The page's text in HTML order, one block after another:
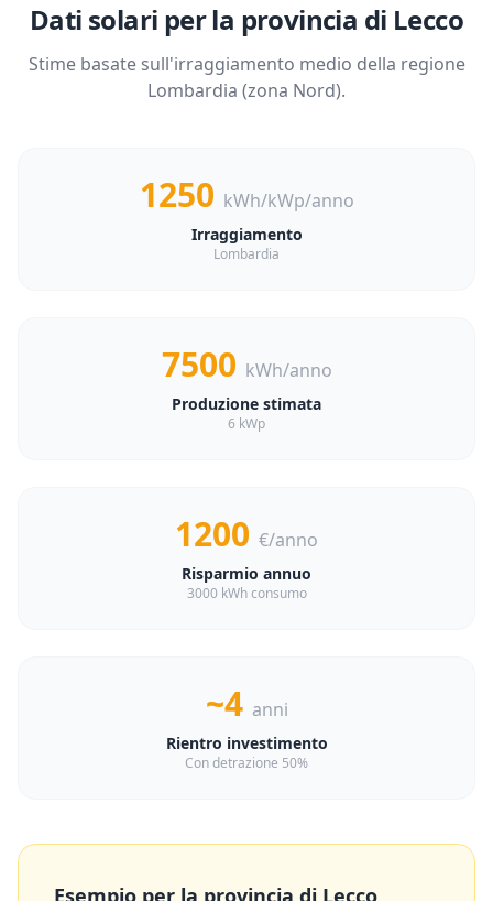
Dati solari per la provincia di Lecco
Stime basate sull'irraggiamento medio della regione
Lombardia (zona Nord).
1250 kWh/kWp/anno
Irraggiamento
Lombardia
7500 kWh/anno
Produzione stimata
6 kWp
1200 €/anno
Risparmio annuo
3000 kWh consumo
~4 anni
Rientro investimento
Con detrazione 50%
Esempio per la provincia di Lecco